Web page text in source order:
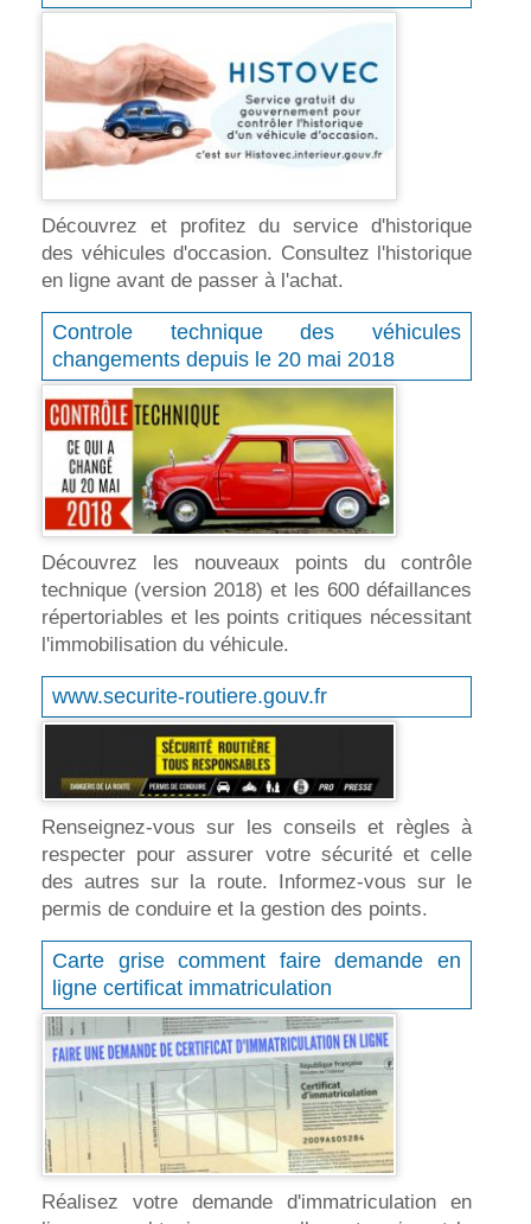
Découvrez et profitez du service d'historique
des véhicules d'occasion. Consultez l'historique
en ligne avant de passer à l'achat.
Controle technique des véhicules
changements depuis le 20 mai 2018
Découvrez les nouveaux points du contrôle
technique (version 2018) et les 600 défaillances
répertoriables et les points critiques nécessitant
l'immobilisation du véhicule.
www.securite-routiere.gouv.fr
Renseignez-vous sur les conseils et règles à
respecter pour assurer votre sécurité et celle
des autres sur la route. Informez-vous sur le
permis de conduire et la gestion des points.
Carte grise comment faire demande en
ligne certificat immatriculation
Réalisez votre demande d'immatriculation en